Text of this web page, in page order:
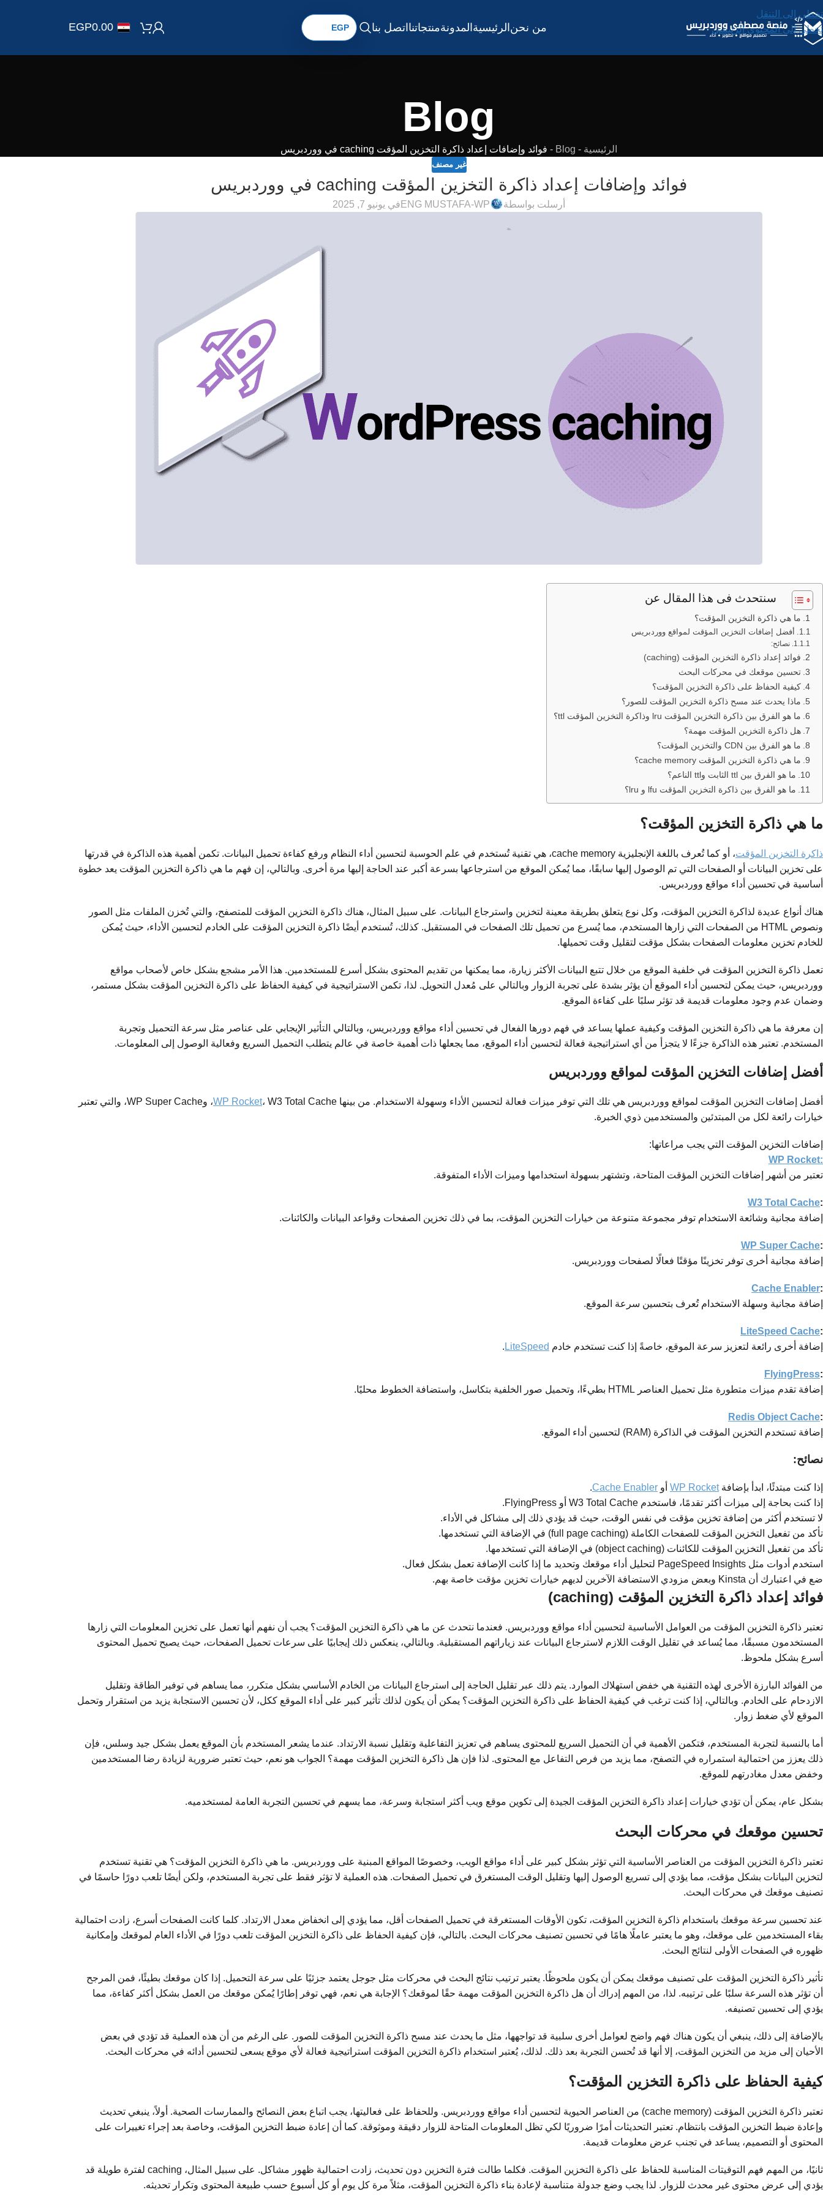
تخطي إلى التنقل
تخطي إلى المحتوى الرئيسي
من نحنالرئيسيةالمدونةمنتجاتنااتصل بنا EGP0.00
Blog
الرئيسية -
Blog
- فوائد وإضافات إعداد ذاكرة التخزين المؤقت caching في ووردبريس
غير مصنف
فوائد وإضافات إعداد ذاكرة التخزين المؤقت caching في ووردبريس
أرسلت بواسطة ENG MUSTAFA-WP في يونيو 7, 2025
سنتحدث فى هذا المقال عن
ما هي ذاكرة التخزين المؤقت؟
أفضل إضافات التخزين المؤقت لمواقع ووردبريس
نصائح:
فوائد إعداد ذاكرة التخزين المؤقت (caching)
تحسين موقعك في محركات البحث
كيفية الحفاظ على ذاكرة التخزين المؤقت؟
ماذا يحدث عند مسح ذاكرة التخزين المؤقت للصور؟
ما هو الفرق بين ذاكرة التخزين المؤقت lru وذاكرة التخزين المؤقت ttl؟
هل ذاكرة التخزين المؤقت مهمة؟
ما هو الفرق بين CDN والتخزين المؤقت؟
ما هي ذاكرة التخزين المؤقت cache memory؟
ما هو الفرق بين ttl الثابت وttl الناعم؟
ما هو الفرق بين ذاكرة التخزين المؤقت lfu و lru؟
ما هي ذاكرة التخزين المؤقت؟
ذاكرة التخزين المؤقت
، أو كما تُعرف باللغة الإنجليزية cache memory، هي تقنية تُستخدم في علم الحوسبة لتحسين أداء النظام ورفع كفاءة تحميل البيانات. تكمن أهمية هذه الذاكرة في قدرتها
على تخزين البيانات أو الصفحات التي تم الوصول إليها سابقًا، مما يُمكن الموقع من استرجاعها بسرعة أكبر عند الحاجة إليها مرة أخرى. وبالتالي، إن فهم ما هي ذاكرة التخزين المؤقت يعد خطوة
أساسية في تحسين أداء مواقع ووردبريس.
هناك أنواع عديدة لذاكرة التخزين المؤقت، وكل نوع يتعلق بطريقة معينة لتخزين واسترجاع البيانات. على سبيل المثال، هناك ذاكرة التخزين المؤقت للمتصفح، والتي تُخزن الملفات مثل الصور
ونصوص HTML من الصفحات التي زارها المستخدم، مما يُسرع من تحميل تلك الصفحات في المستقبل. كذلك، تُستخدم أيضًا ذاكرة التخزين المؤقت على الخادم لتحسين الأداء، حيث يُمكن
للخادم تخزين معلومات الصفحات بشكل مؤقت لتقليل وقت تحميلها.
تعمل ذاكرة التخزين المؤقت في خلفية الموقع من خلال تتبع البيانات الأكثر زيارة، مما يمكنها من تقديم المحتوى بشكل أسرع للمستخدمين. هذا الأمر مشجع بشكل خاص لأصحاب مواقع
ووردبريس، حيث يمكن لتحسين أداء الموقع أن يؤثر بشدة على تجربة الزوار وبالتالي على مُعدل التحويل. لذا، تكمن الاستراتيجية في كيفية الحفاظ على ذاكرة التخزين المؤقت بشكل مستمر،
وضمان عدم وجود معلومات قديمة قد تؤثر سلبًا على كفاءة الموقع.
إن معرفة ما هي ذاكرة التخزين المؤقت وكيفية عملها يساعد في فهم دورها الفعال في تحسين أداء مواقع ووردبريس، وبالتالي التأثير الإيجابي على عناصر مثل سرعة التحميل وتجربة
المستخدم. تعتبر هذه الذاكرة جزءًا لا يتجزأ من أي استراتيجية فعالة لتحسين أداء الموقع، مما يجعلها ذات أهمية خاصة في عالم يتطلب التحميل السريع وفعالية الوصول إلى المعلومات.
أفضل إضافات التخزين المؤقت لمواقع ووردبريس
أفضل إضافات التخزين المؤقت لمواقع ووردبريس هي تلك التي توفر ميزات فعالة لتحسين الأداء وسهولة الاستخدام. من بينها WP Rocket، W3 Total Cache، وWP Super Cache،
والتي تعتبر
خيارات رائعة لكل من المبتدئين والمستخدمين ذوي الخبرة.
إضافات التخزين المؤقت التي يجب مراعاتها:
WP Rocket:
تعتبر من أشهر إضافات التخزين المؤقت المتاحة، وتشتهر بسهولة استخدامها وميزات الأداء المتفوقة.
W3 Total Cache:
إضافة مجانية وشائعة الاستخدام توفر مجموعة متنوعة من خيارات التخزين المؤقت، بما في ذلك تخزين الصفحات وقواعد البيانات والكائنات.
WP Super Cache:
إضافة مجانية أخرى توفر تخزينًا مؤقتًا فعالًا لصفحات ووردبريس.
Cache Enabler:
إضافة مجانية وسهلة الاستخدام تُعرف بتحسين سرعة الموقع.
LiteSpeed Cache:
إضافة أخرى رائعة لتعزيز سرعة الموقع، خاصةً إذا كنت تستخدم خادم LiteSpeed
.
FlyingPress:
إضافة تقدم ميزات متطورة مثل تحميل العناصر HTML بطيءًا، وتحميل صور الخلفية بتكاسل، واستضافة الخطوط محليًا.
Redis Object Cache:
إضافة تستخدم التخزين المؤقت في الذاكرة (RAM) لتحسين أداء الموقع.
نصائح:
إذا كنت مبتدئًا، ابدأ بإضافةWP Rocket أو Cache Enabler
.
إذا كنت بحاجة إلى ميزات أكثر تقدمًا، فاستخدم W3 Total Cache أو FlyingPress.
لا تستخدم أكثر من إضافة تخزين مؤقت في نفس الوقت، حيث قد يؤدي ذلك إلى مشاكل في الأداء.
تأكد من تفعيل التخزين المؤقت للصفحات الكاملة (full page caching) في الإضافة التي تستخدمها.
تأكد من تفعيل التخزين المؤقت للكائنات (object caching) في الإضافة التي تستخدمها.
استخدم أدوات مثل PageSpeed Insights لتحليل أداء موقعك وتحديد ما إذا كانت الإضافة تعمل بشكل فعال.
ضع في اعتبارك أن Kinsta وبعض مزودي الاستضافة الآخرين لديهم خيارات تخزين مؤقت خاصة بهم.
فوائد إعداد ذاكرة التخزين المؤقت (caching)
تعتبر ذاكرة التخزين المؤقت من العوامل الأساسية لتحسين أداء مواقع ووردبريس. فعندما نتحدث عن ما هي ذاكرة التخزين المؤقت؟ يجب أن نفهم أنها تعمل على تخزين المعلومات التي زارها
المستخدمون مسبقًا، مما يُساعد في تقليل الوقت اللازم لاسترجاع البيانات عند زياراتهم المستقبلية. وبالتالي، ينعكس ذلك إيجابيًا على سرعات تحميل الصفحات، حيث يصبح تحميل المحتوى
أسرع بشكل ملحوظ.
من الفوائد البارزة الأخرى لهذه التقنية هي خفض استهلاك الموارد. يتم ذلك عبر تقليل الحاجة إلى استرجاع البيانات من الخادم الأساسي بشكل متكرر، مما يساهم في توفير الطاقة وتقليل
الازدحام على الخادم. وبالتالي، إذا كنت ترغب في كيفية الحفاظ على ذاكرة التخزين المؤقت؟ يمكن أن يكون لذلك تأثير كبير على أداء الموقع ككل، لأن تحسين الاستجابة يزيد من استقرار وتحمل
الموقع لأي ضغط زوار.
أما بالنسبة لتجربة المستخدم، فتكمن الأهمية في أن التحميل السريع للمحتوى يساهم في تعزيز التفاعلية وتقليل نسبة الارتداد. عندما يشعر المستخدم بأن الموقع يعمل بشكل جيد وسلس، فإن
ذلك يعزز من احتمالية استمراره في التصفح، مما يزيد من فرص التفاعل مع المحتوى. لذا فإن هل ذاكرة التخزين المؤقت مهمة؟ الجواب هو نعم، حيث تعتبر ضرورية لزيادة رضا المستخدمين
وخفض معدل مغادرتهم للموقع.
بشكل عام، يمكن أن تؤدي خيارات إعداد ذاكرة التخزين المؤقت الجيدة إلى تكوين موقع ويب أكثر استجابة وسرعة، مما يسهم في تحسين التجربة العامة لمستخدميه.
تحسين موقعك في محركات البحث
تعتبر ذاكرة التخزين المؤقت من العناصر الأساسية التي تؤثر بشكل كبير على أداء مواقع الويب، وخصوصًا المواقع المبنية على ووردبريس. ما هي ذاكرة التخزين المؤقت؟ هي تقنية تستخدم
لتخزين البيانات بشكل مؤقت، مما يؤدي إلى تسريع الوصول إليها وتقليل الوقت المستغرق في تحميل الصفحات. هذه العملية لا تؤثر فقط على تجربة المستخدم، ولكن أيضًا تلعب دورًا حاسمًا في
تصنيف موقعك في محركات البحث.
عند تحسين سرعة موقعك باستخدام ذاكرة التخزين المؤقت، تكون الأوقات المستغرقة في تحميل الصفحات أقل، مما يؤدي إلى انخفاض معدل الارتداد. كلما كانت الصفحات أسرع، زادت احتمالية
بقاء المستخدمين على موقعك، وهو ما يعتبر عاملًا هامًا في تحسين تصنيف محركات البحث. بالتالي، فإن كيفية الحفاظ على ذاكرة التخزين المؤقت تلعب دورًا في الأداء العام لموقعك وإمكانية
ظهوره في الصفحات الأولى لنتائج البحث.
تأثير ذاكرة التخزين المؤقت على تصنيف موقعك يمكن أن يكون ملحوظًا. يعتبر ترتيب نتائج البحث في محركات مثل جوجل يعتمد جزئيًا على سرعة التحميل. إذا كان موقعك بطيئًا، فمن المرجح
أن تؤثر هذه السرعة سلبًا على ترتيبه. لذا، من المهم إدراك أن هل ذاكرة التخزين المؤقت مهمة حقًا لموقعك؟ الإجابة هي نعم، فهي توفر إطارًا يُمكن موقعك من العمل بشكل أكثر كفاءة، مما
يؤدي إلى تحسين تصنيفه.
بالإضافة إلى ذلك، ينبغي أن يكون هناك فهم واضح لعوامل أخرى سلبية قد تواجهها، مثل ما يحدث عند مسح ذاكرة التخزين المؤقت للصور. على الرغم من أن هذه العملية قد تؤدي في بعض
الأحيان إلى مزيد من التخزين المؤقت، إلا أنها قد تُحسن التجربة بعد ذلك. لذلك، يُعتبر استخدام ذاكرة التخزين المؤقت استراتيجية فعالة لأي موقع يسعى لتحسين أدائه في محركات البحث.
كيفية الحفاظ على ذاكرة التخزين المؤقت؟
تعتبر ذاكرة التخزين المؤقت (cache memory) من العناصر الحيوية لتحسين أداء مواقع ووردبريس. وللحفاظ على فعاليتها، يجب اتباع بعض النصائح والممارسات الصحية. أولاً، ينبغي تحديث
وإعادة ضبط التخزين المؤقت بانتظام. تعتبر التحديثات أمرًا ضروريًا لكي تظل المعلومات المتاحة للزوار دقيقة وموثوقة. كما أن إعادة ضبط التخزين المؤقت، وخاصة بعد إجراء تغييرات على
المحتوى أو التصميم، يساعد في تجنب عرض معلومات قديمة.
ثانيًا، من المهم فهم التوقيتات المناسبة للحفاظ على ذاكرة التخزين المؤقت. فكلما طالت فترة التخزين دون تحديث، زادت احتمالية ظهور مشاكل. على سبيل المثال، caching لفترة طويلة قد
يؤدي إلى عرض محتوى غير محدث للزوار. لذا يجب وضع جدولة متناسبة لإعادة بناء ذاكرة التخزين المؤقت، مثلاً مرة كل يوم أو كل أسبوع حسب طبيعة المحتوى وتكرار تحديثه.